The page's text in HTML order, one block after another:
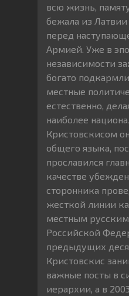
всю жизнь,
бежала из
перед
Армией. Уже в
независимости
богато
местные
естественно,
наиболее
Кристовскисом
общего языка,
прославился
качестве
сторонника
жесткой линии
местным
Российской
предыдущих
Кристовскис
важные посты в
иерархии, а в